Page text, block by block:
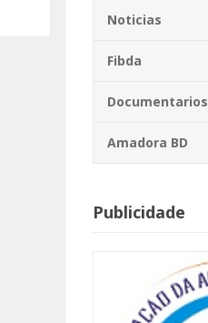
Noticias
Fibda
Documentarios
Amadora BD
Publicidade